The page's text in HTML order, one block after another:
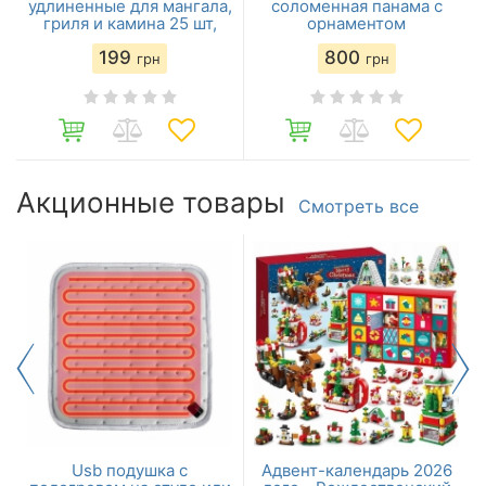
удлиненные для мангала,
гриля и камина 25 шт,
199 грн
соломенная панама с
орнаментом
800 грн
Акционные товары Смотреть все
Usb подушка с
Адвент-календарь 2026